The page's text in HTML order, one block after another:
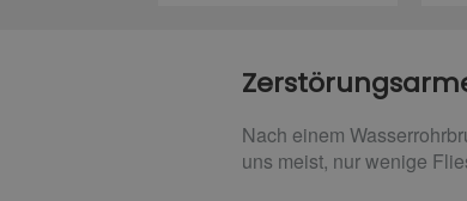
Nach einem
uns meist, nur wenige